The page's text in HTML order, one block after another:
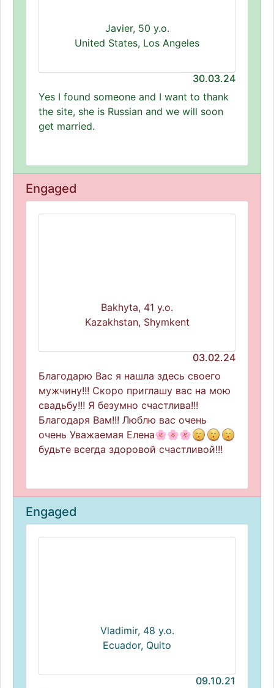
Javier, 50 y.o.
United States, Los Angeles
30.03.24
Yes I found someone and I want to thank
the site, she is Russian and we will soon
get married.
Engaged
Bakhyta, 41 y.o.
Kazakhstan, Shymkent
03.02.24
Благодарю Вас я нашла здесь своего
мужчину!!! Скоро приглашу вас на мою
свадьбу!!! Я безумно счастлива!!!
Благодаря Вам!!! Люблю вас очень
очень Уважаемая Елена🌸🌸🌸
будьте всегда здоровой счастливой!!!
Engaged
Vladimir, 48 y.o.
Ecuador, Quito
09.10.21